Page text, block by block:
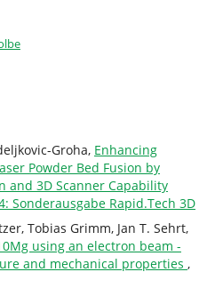
Groha, Enhancing
Powder Bed Fusion by
and 3D Scanner Capability
Sonderausgabe Rapid.Tech 3D
Tobias Grimm, Jan T. Sehrt,
using an electron beam -
and mechanical properties ,